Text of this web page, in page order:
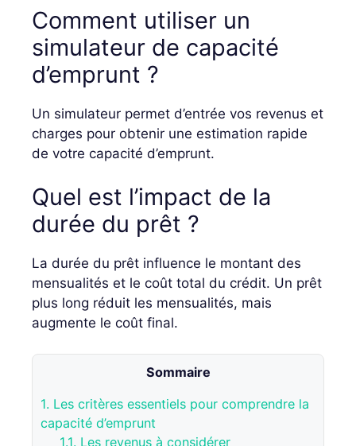
Comment utiliser un
simulateur de capacité
d’emprunt ?
Un simulateur permet d’entrée vos revenus et
charges pour obtenir une estimation rapide
de votre capacité d’emprunt.
Quel est l’impact de la
durée du prêt ?
La durée du prêt influence le montant des
mensualités et le coût total du crédit. Un prêt
plus long réduit les mensualités, mais
augmente le coût final.
Sommaire
1. Les critères essentiels pour comprendre la
capacité d’emprunt
1.1. Les revenus à considérer